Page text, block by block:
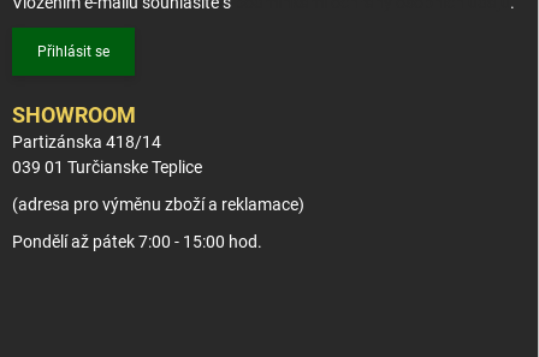
Přihlásit se
SHOWROOM
Partizánska 418/14
039 01 Turčianske Teplice
(adresa pro výměnu zboží a reklamace)
Pondělí až pátek 7:00 - 15:00 hod.